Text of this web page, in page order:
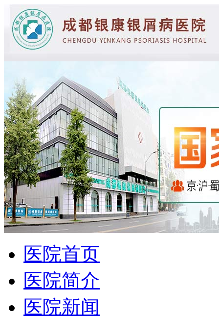
医院首页
医院简介
医院新闻